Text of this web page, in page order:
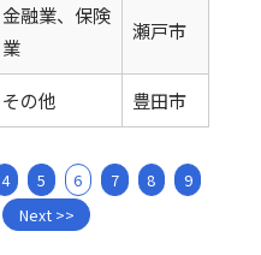
金融業、保険
業
瀬戸市
その他 豊田市
4 5 6 7 8
9
Next >>